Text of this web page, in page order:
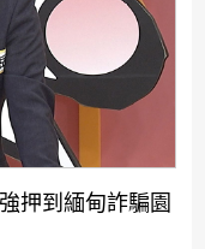
押到緬甸詐騙園